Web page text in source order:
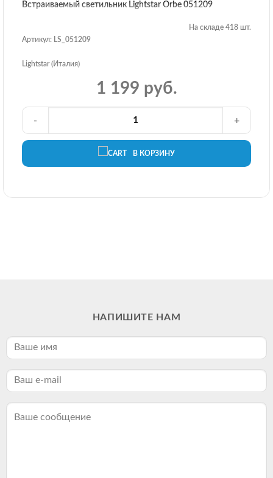
Встраиваемый светильник Lightstar Orbe 051209
На складе 418 шт.
Артикул: LS_051209
Lightstar (Италия)
1 199 руб.
В КОРЗИНУ
- +
НАПИШИТЕ НАМ